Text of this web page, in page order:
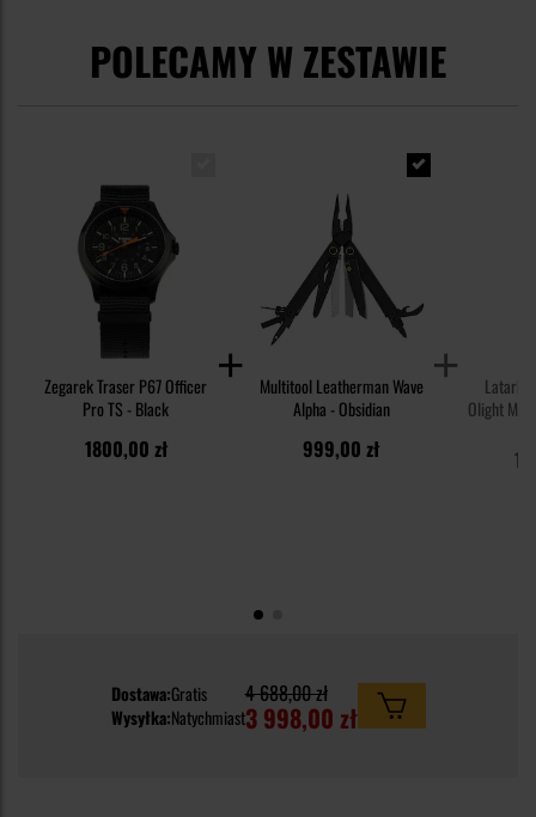
POLECAMY W ZESTAWIE
Zegarek Traser P67 Officer
Pro TS - Black
1800,00 zł
Multitool Leatherman Wave
Alpha - Obsidian
999,00 zł
Olight
140001
Dostawa:Gratis
Wysyłka:Natychmiast
4 688,00 zł
3 998,00 zł